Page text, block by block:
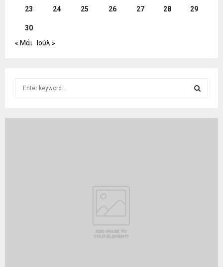
23 24 25 26 27 28 29
30
« Μάι
Ιούλ »